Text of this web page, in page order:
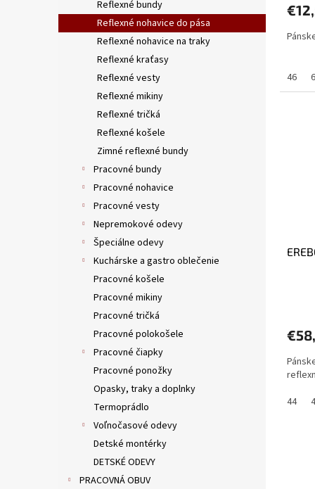
Reflexné bundy
Reflexné nohavice do pása
Reflexné nohavice na traky
Reflexné kraťasy
Reflexné vesty
Reflexné mikiny
Reflexné tričká
Reflexné košele
Zimné reflexné bundy
Pracovné bundy
Pracovné nohavice
Pracovné vesty
Nepremokové odevy
Špeciálne odevy
Kuchárske a gastro oblečenie
Pracovné košele
Pracovné mikiny
Pracovné tričká
Pracovné polokošele
Pracovné čiapky
Pracovné ponožky
Opasky, traky a doplnky
Termoprádlo
Voľnočasové odevy
Detské montérky
DETSKÉ ODEVY
PRACOVNÁ OBUV
46
44